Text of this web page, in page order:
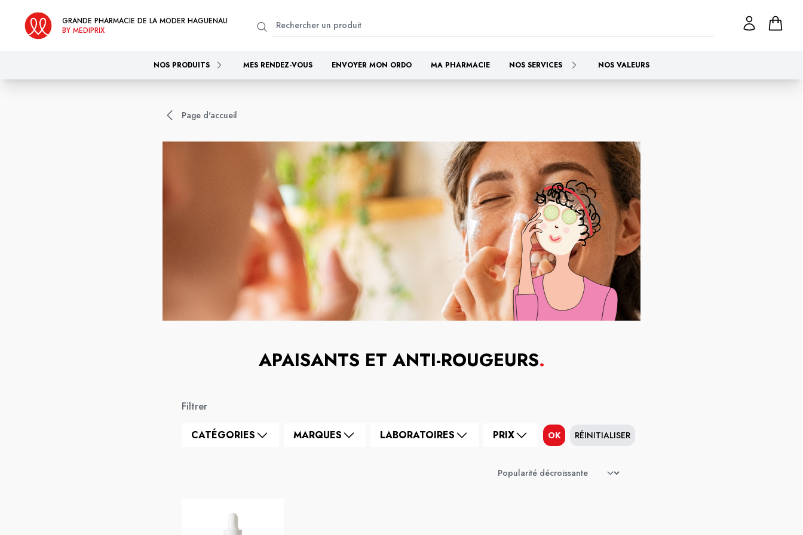
GRANDE PHARMACIE DE LA MODER HAGUENAU
BY MEDIPRIX
NOS PRODUITS MES RENDEZ-VOUS ENVOYER MON ORDO MA PHARMACIE NOS SERVICES NOS VALEURS
Page d'accueil
APAISANTS ET ANTI-ROUGEURS.
Filtrer
CATÉGORIES MARQUES LABORATOIRES PRIX OK RÉINITIALISER